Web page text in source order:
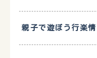
親子で遊ぼう行楽